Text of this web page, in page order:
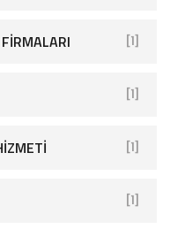
[1]
[1]
[1]
[1]